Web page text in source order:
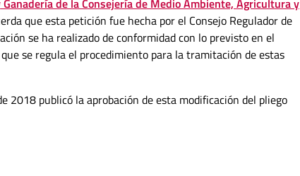
de la Consejería de Medio Ambiente, Agricultura y
que esta petición fue hecha por el Consejo Regulador de
se ha realizado de conformidad con lo previsto en el
se regula el procedimiento para la tramitación de estas
2018 publicó la aprobación de esta modificación del pliego